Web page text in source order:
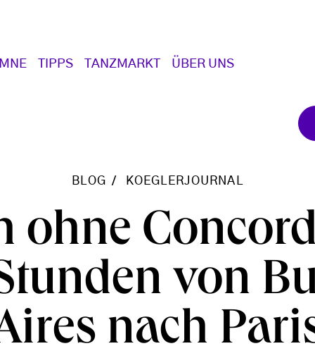
TIPPS TANZMARKT ÜBER UNS
BLOG KOEGLERJOURNAL
ohne
von
nach